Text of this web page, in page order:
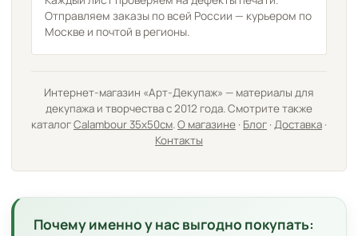
Отправляем заказы по всей России — курьером по
Москве и почтой в регионы.
Интернет-магазин «Арт-Декупаж» — материалы для
декупажа и творчества с 2012 года. Смотрите также
каталогCalambour 35х50см.О магазине· Блог· Доставка·
Контакты
Почему именно у нас выгодно покупать: